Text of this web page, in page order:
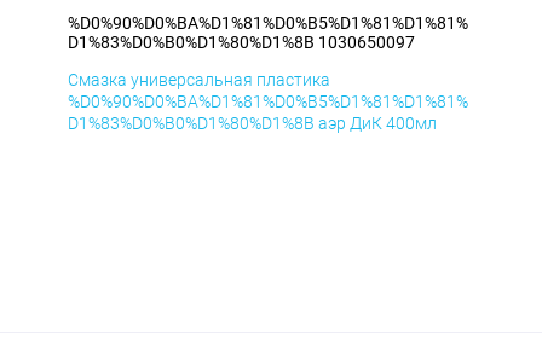
%D0%90%D0%BA%D1%81%D0%B5%D1%81%D1%81%
D1%83%D0%B0%D1%80%D1%8B 1030650097
Смазка универсальная пластика
%D0%90%D0%BA%D1%81%D0%B5%D1%81%D1%81%
D1%83%D0%B0%D1%80%D1%8B аэр ДиК 400мл